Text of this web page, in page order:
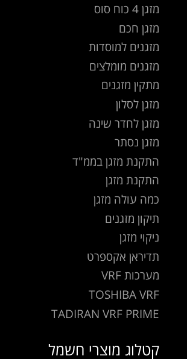
מזגן 4 כוח סוס
מזגן חכם
מזגנים למוסדות
מזגנים מומלצים
מתקין מזגנים
מזגן לסלון
מזגן לחדר שינה
מזגן נסתר
התקנת מזגן בממ"ד
התקנת מזגן
כמה עולה מזגן
תיקון מזגנים
ניקוי מזגן
תדיראן אקספרט
מערכות VRF
TOSHIBA VRF
TADIRAN VRF PRIME
קטלוג מוצרי חשמל